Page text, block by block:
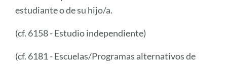
estudiante o de su hijo/a.
(cf. 6158 - Estudio independiente)
(cf. 6181 - Escuelas/Programas alternativos de